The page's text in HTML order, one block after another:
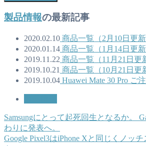
製品情報の最新記事
2020.02.10 商品一覧（2月10日更新
2020.01.14 商品一覧（1月14日更新
2019.11.22 商品一覧（11月21日更
2019.10.21 商品一覧（10月21日更
2019.10.04 Huawei Mate 30 Pro ご
Samsungにとって起死回生となるか。
わりに発表へ。
Google Pixel3はiPhone Xと同じくノッ